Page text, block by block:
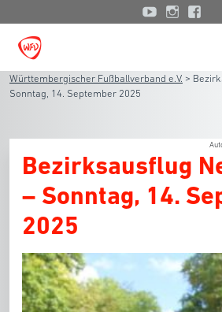
Württembergischer Fußballverband e.V. >
Sonntag, 14. September 2025
Bezirksausflug
– Sonntag, 14.
2025